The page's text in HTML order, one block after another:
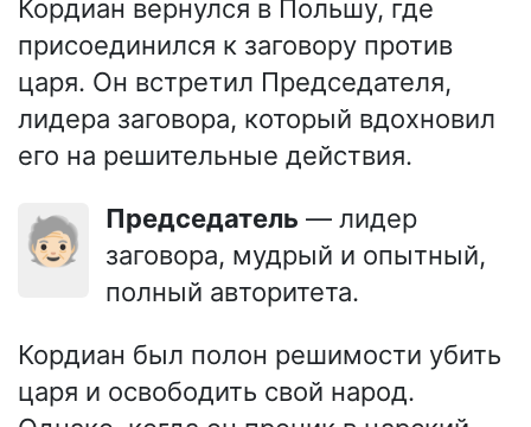
Кордиан вернулся в Польшу, где
присоединился к заговору против
царя. Он встретил Председателя,
лидера заговора, который вдохновил
его на решительные действия.
🧓🏻 Председатель — лидер
заговора, мудрый и опытный,
полный авторитета.
Кордиан был полон решимости убить
царя и освободить свой народ.